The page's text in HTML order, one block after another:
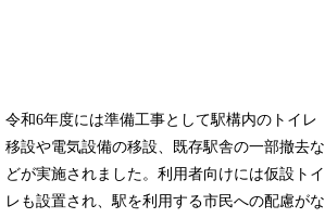
令和6年度には準備工事として駅構内のトイレ
移設や電気設備の移設、既存駅舎の一部撤去な
どが実施されました。利用者向けには仮設トイ
レも設置され、駅を利用する市民への配慮がな